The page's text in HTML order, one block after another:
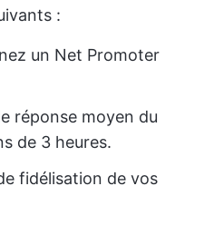
:
un Net Promoter
réponse moyen du
de 3 heures.
fidélisation de vos